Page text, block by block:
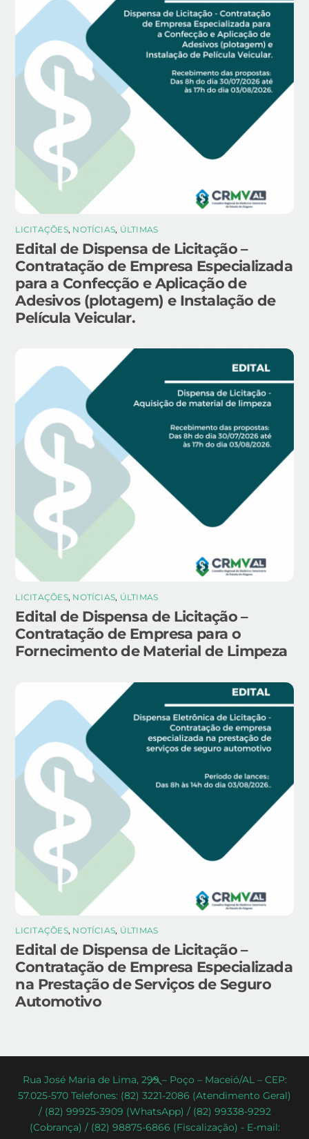
LICITAÇÕES, NOTÍCIAS, ÚLTIMAS
Edital de Dispensa de Licitação –
Contratação de Empresa Especializada
para a Confecção e Aplicação de
Adesivos (plotagem) e Instalação de
Película Veicular.
LICITAÇÕES, NOTÍCIAS, ÚLTIMAS
Edital de Dispensa de Licitação –
Contratação de Empresa para o
Fornecimento de Material de Limpeza
LICITAÇÕES, NOTÍCIAS, ÚLTIMAS
Edital de Dispensa de Licitação –
Contratação de Empresa Especializada
na Prestação de Serviços de Seguro
Automotivo
Back
To
Top
Rua José Maria de Lima, 299 – Poço – Maceió/AL – CEP:
57.025-570 Telefones: (82) 3221-2086 (Atendimento Geral)
/ (82) 99925-3909 (WhatsApp) / (82) 99338-9292
(Cobrança) / (82) 98875-6866 (Fiscalização) - E-mail: